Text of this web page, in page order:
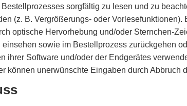
sorgfältig zu lesen und zu
(z. B. Vergrößerungs- oder
optische Hervorhebung und/oder Sternchen-
sowie im Bestellprozess zurückgehen
Software und/oder der Endgerätes
können unerwünschte Eingaben durch Abbruch